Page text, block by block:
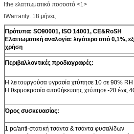
lthe ελαττωματικό ποσοστό <1>
lWarranty: 18 μήνες
Πρότυπα: SO90001, ISO 14001, CE&RoSH
Ελαττωματική αναλογία: λιγότερο από 0,1%,
χρήση
Περιβαλλοντικές προδιαγραφές:
Η λειτουργούσα υγρασία χτύπησε 10 σε 90% RH
Η θερμοκρασία αποθήκευσης χτύπησε -20 έως
Όρος συσκευασίας:
1 pc/anti-στατική τσάντα & τσάντα φυσαλίδων